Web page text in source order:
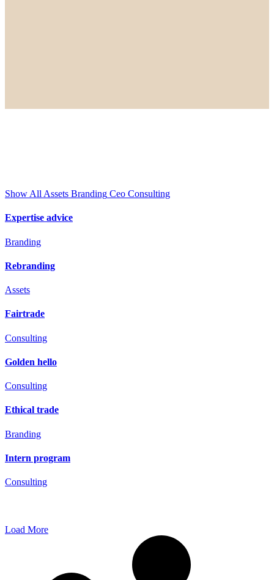
Show All Assets Branding Ceo Consulting
Expertise advice
Branding
Rebranding
Assets
Fairtrade
Consulting
Golden hello
Consulting
Ethical trade
Branding
Intern program
Consulting
Load More